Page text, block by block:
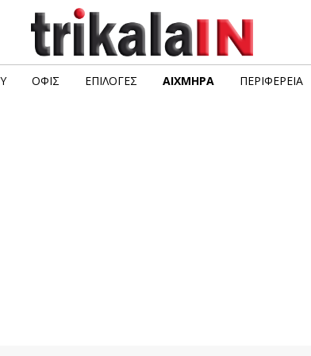
ΟΦΙΣ ΕΠΙΛΟΓΈΣ ΑΙΧΜΗΡΆ ΠΕΡΙΦΈΡΕΙΑ